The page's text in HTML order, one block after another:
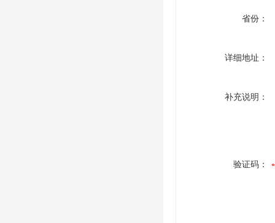
省份：
详细地址：
补充说明：
验证码：